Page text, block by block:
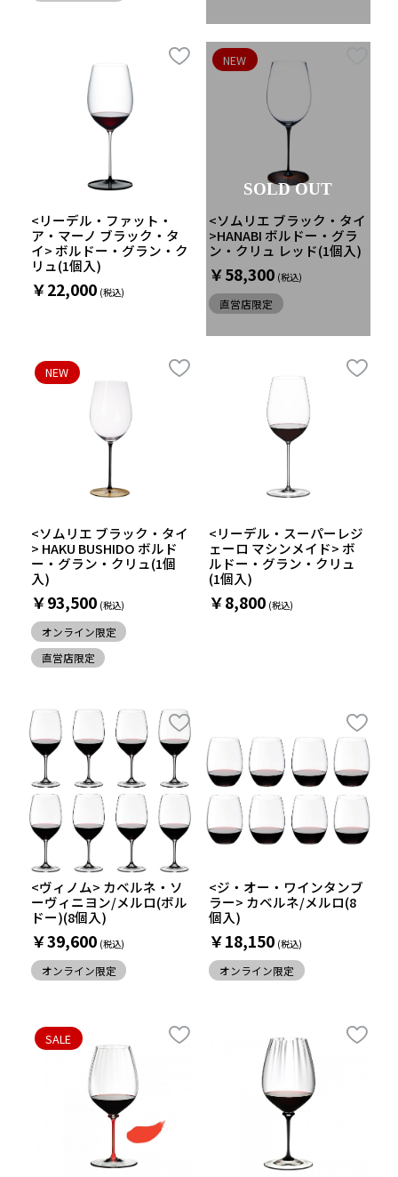
<リーデル・ファット・
ア・マーノ ブラック・タ
イ> ボルドー・グラン・ク
リュ(1個入)
￥22,000
<ソムリエ ブラック・タイ
>HANABI ボルドー・グラ
ン・クリュ レッド(1個入)
￥58,300
NEW
直営店限定
SOLD OUT
<ソムリエ ブラック・タイ
> HAKU BUSHIDO ボルド
ー・グラン・クリュ(1個
入)
￥93,500
NEW
オンライン限定
直営店限定
<リーデル・スーパーレジ
ェーロ マシンメイド> ボ
ルドー・グラン・クリュ
(1個入)
￥8,800
<ヴィノム> カベルネ・ソ
ーヴィニヨン/メルロ(ボル
ドー)(8個入)
￥39,600
オンライン限定
<ジ・オー・ワインタンブ
ラー> カベルネ/メルロ(8
個入)
￥18,150
オンライン限定
SALE